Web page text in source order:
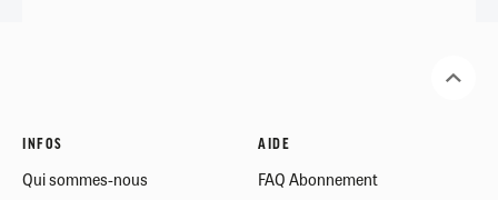
INFOS
Qui sommes-nous
AIDE
FAQ Abonnement